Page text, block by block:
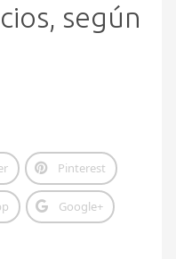
según
Pinterest
Google+